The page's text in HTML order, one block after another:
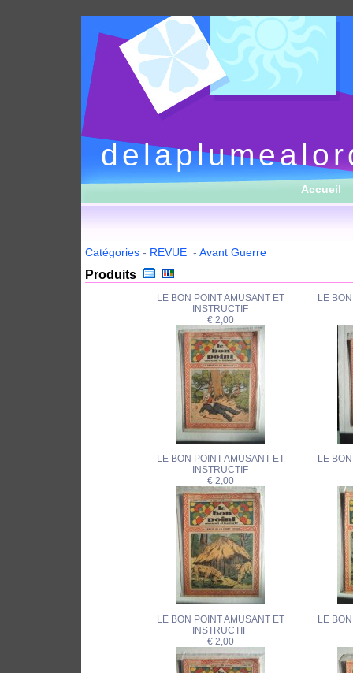
Accueil
Catégories- REVUE - Avant Guerre
Produits
LE BON POINT AMUSANT ET
INSTRUCTIF
€ 2,00
LE
LE BON POINT AMUSANT ET
INSTRUCTIF
€ 2,00
LE
LE BON POINT AMUSANT ET
INSTRUCTIF
€ 2,00
LE